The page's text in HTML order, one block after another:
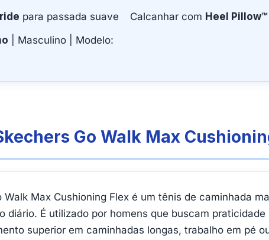
para passada suave Calcanhar com Heel Pillow™
| Masculino | Modelo:
Go Walk Max
Walk Max Cushioning Flex é um tênis de caminhada
diário. É utilizado por homens que buscam
superior em caminhadas longas, trabalho em pé